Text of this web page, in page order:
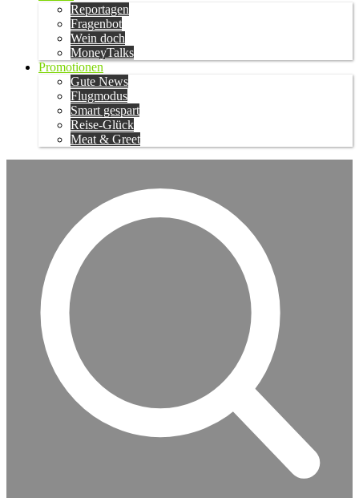
Reportagen
Fragenbot
Wein doch
MoneyTalks
Promotionen
Gute News
Flugmodus
Smart gespart
Reise-Glück
Meat & Greet